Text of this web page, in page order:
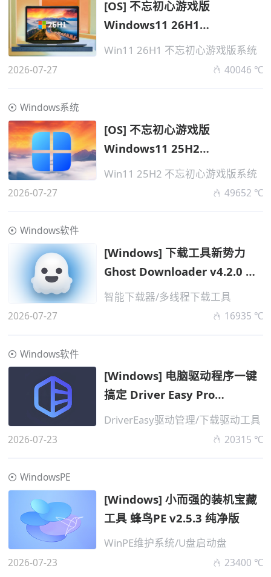
[OS] 不忘初心游戏版
Windows11 26H1
v28000.2525 无更新
Win11 26H1 不忘初心游戏版系统
2026-07-27 40046 ℃
Windows系统
[OS] 不忘初心游戏版
Windows11 25H2
v26200.8875 无更新
Win11 25H2 不忘初心游戏版系统
2026-07-27 49652 ℃
Windows软件
[Windows] 下载工具新势力
Ghost Downloader v4.2.0 便
携版
智能下载器/多线程下载工具
2026-07-27 16935 ℃
Windows软件
[Windows] 电脑驱动程序一键
搞定 Driver Easy Pro
v7.1.4.5665 便携版
DriverEasy驱动管理/下载驱动工具
2026-07-23 20315 ℃
WindowsPE
[Windows] 小而强的装机宝藏
工具 蜂鸟PE v2.5.3 纯净版
WinPE维护系统/U盘启动盘
2026-07-23 23400 ℃